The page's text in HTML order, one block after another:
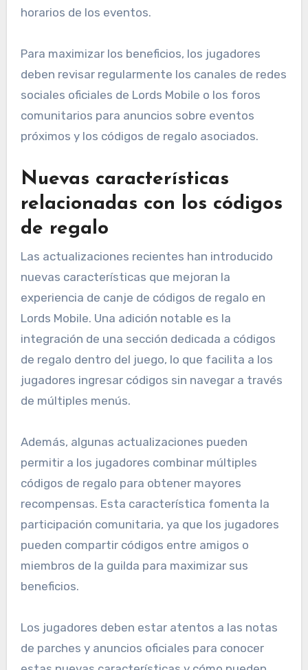
horarios de los eventos.
Para maximizar los beneficios, los jugadores
deben revisar regularmente los canales de redes
sociales oficiales de Lords Mobile o los foros
comunitarios para anuncios sobre eventos
próximos y los códigos de regalo asociados.
Nuevas características
relacionadas con los códigos
de regalo
Las actualizaciones recientes han introducido
nuevas características que mejoran la
experiencia de canje de códigos de regalo en
Lords Mobile. Una adición notable es la
integración de una sección dedicada a códigos
de regalo dentro del juego, lo que facilita a los
jugadores ingresar códigos sin navegar a través
de múltiples menús.
Además, algunas actualizaciones pueden
permitir a los jugadores combinar múltiples
códigos de regalo para obtener mayores
recompensas. Esta característica fomenta la
participación comunitaria, ya que los jugadores
pueden compartir códigos entre amigos o
miembros de la guilda para maximizar sus
beneficios.
Los jugadores deben estar atentos a las notas
de parches y anuncios oficiales para conocer